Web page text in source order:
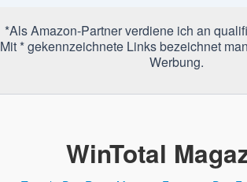
*Als Amazon-Partner verdiene ich an
Mit * gekennzeichnete Links bezeichnet
Werbung.
WinTotal